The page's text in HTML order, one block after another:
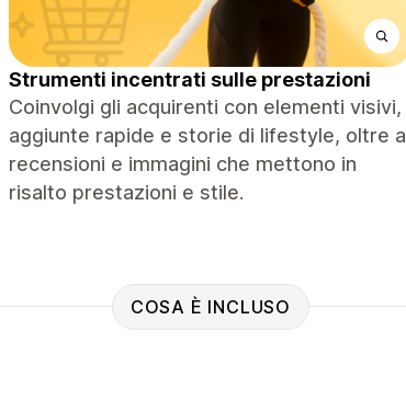
Strumenti incentrati sulle prestazioni
Coinvolgi gli acquirenti con elementi visivi,
aggiunte rapide e storie di lifestyle, oltre a
recensioni e immagini che mettono in
risalto prestazioni e stile.
COSA È INCLUSO